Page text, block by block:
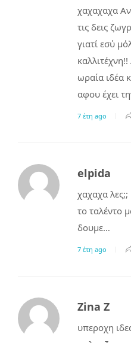
χαχαχαχα Αν
τις δεις
γιατί εσύ
ωραία ιδέα
αφου έχει
7 έτη ago
elpida
χαχαχα
το ταλέντο
δουμε…
7 έτη ago
Zina Z
υπεροχη